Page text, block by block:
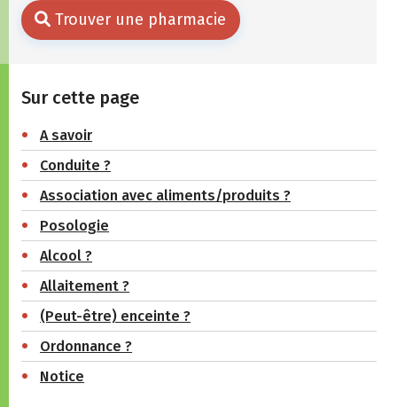
Trouver une pharmacie
Sur cette page
A savoir
Conduite ?
Association avec aliments/produits ?
Posologie
Alcool ?
Allaitement ?
(Peut-être) enceinte ?
Ordonnance ?
Notice